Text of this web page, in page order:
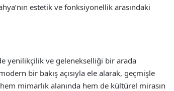
estetik ve fonksiyonellik arasındaki
yenilikçilik ve gelenekselliği bir arada
bir bakış açısıyla ele alarak, geçmişle
mimarlık alanında hem de kültürel mirasın